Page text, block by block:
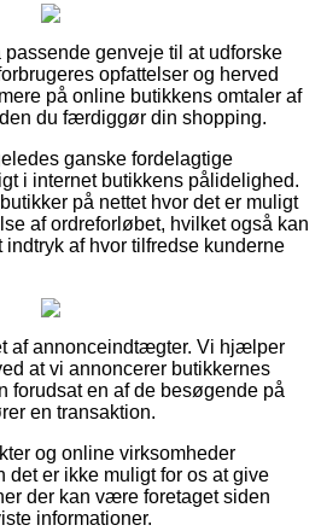
genveje til at udforske
opfattelser og herved
på online butikkens omtaler af
du færdiggør din shopping.
ganske fordelagtige
i internet butikkens pålidelighed.
på nettet hvor det er muligt
af ordreforløbet, hvilket også kan
indtryk af hvor tilfredse kunderne
af annonceindtægter. Vi hjælper
at vi annoncerer butikkernes
forudsat en af de besøgende på
en transaktion.
og online virksomheder
det er ikke muligt for os at give
der kan være foretaget siden
informationer.